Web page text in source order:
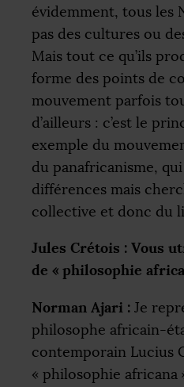
évidemment, tous les
pas des cultures ou
Mais tout ce qu’ils
forme des points de
mouvement parfois
d’ailleurs : c’est le
exemple du
du panafricanisme,
différences mais
collective et donc du
Jules Crétois : Vous
de « philosophie
Norman Ajari : Je
philosophe africain-
contemporain Lucius
« philosophie africana